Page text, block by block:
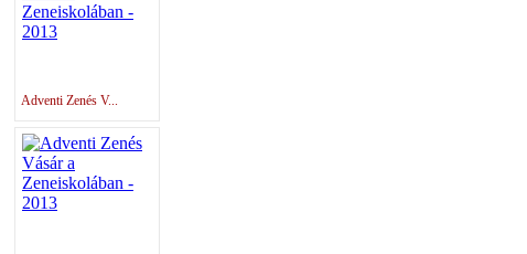
Adventi Zenés V...